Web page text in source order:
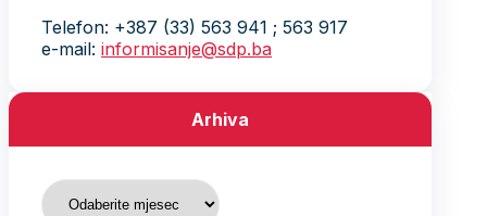
Telefon: +387 (33) 563 941 ; 563 917
e-mail: informisanje@sdp.ba
Arhiva
Arhiva